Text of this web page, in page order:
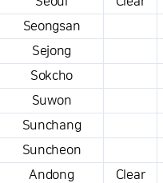
Seongsan
Sejong
Sokcho
Suwon
Sunchang
Suncheon
Andong
Clear